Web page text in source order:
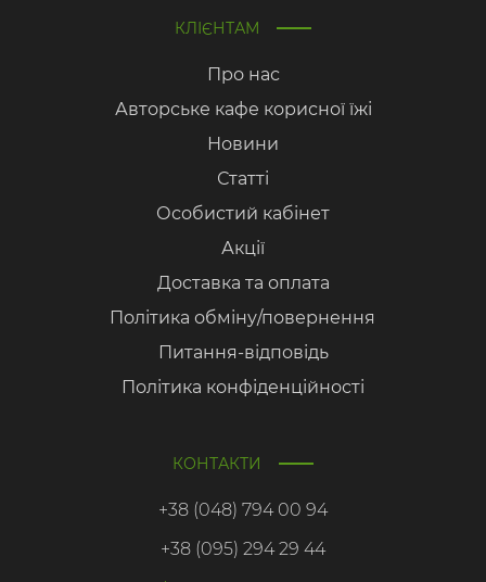
КЛІЄНТАМ
Про нас
Авторське кафе корисної їжі
Новини
Статті
Особистий кабінет
Акції
Доставка та оплата
Політика обміну/повернення
Питання-відповідь
Політика конфіденційності
КОНТАКТИ
+38 (048) 794 00 94
+38 (095) 294 29 44